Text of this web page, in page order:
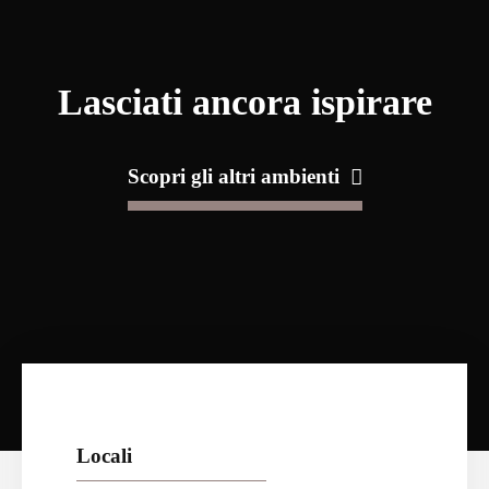
Lasciati ancora ispirare
Scopri gli altri ambienti
Locali